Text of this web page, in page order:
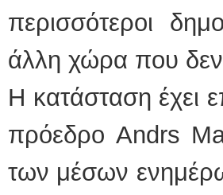
περισσότεροι
άλλη χώρα που δεν
Η κατάσταση έχει
πρόεδρο Andrs
των μέσων